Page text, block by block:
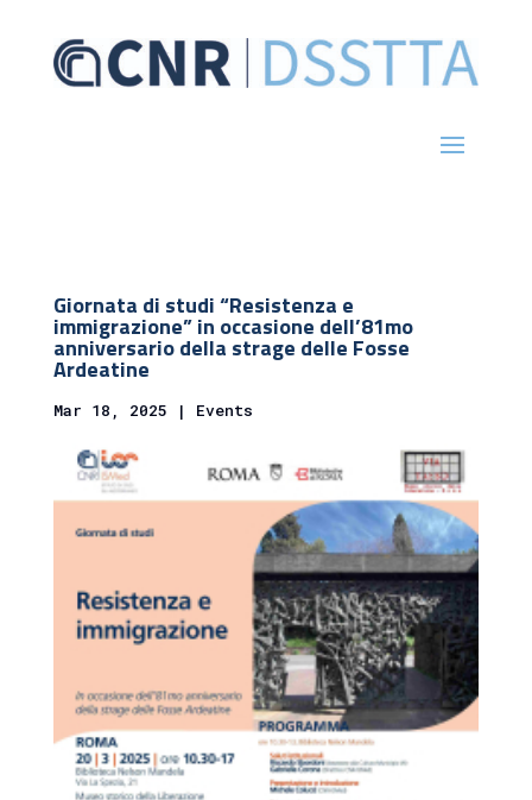
Giornata di studi “Resistenza e
immigrazione” in occasione dell’81mo
anniversario della strage delle Fosse
Ardeatine
Mar 18, 2025 | Events